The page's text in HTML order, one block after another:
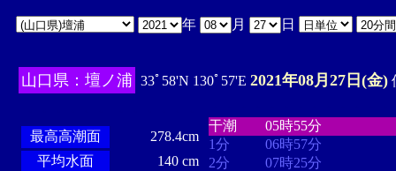
年 月 日
山口県：壇ノ浦 33ﾟ58'N 130ﾟ57'E 2021年08月27日(金)
最高高潮面
278.4cm
平均水面
140 cm
干潮
05時55分
1分
06時57分
2分
07時25分